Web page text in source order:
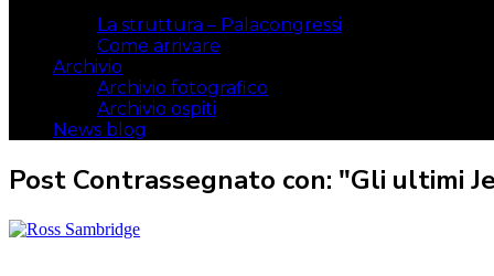
La struttura – Palacongressi
Come arrivare
Archivio
Archivio fotografico
Archivio ospiti
News blog
Post Contrassegnato con: "Gli ultimi